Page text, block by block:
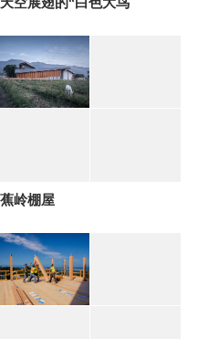
蕉岭棚屋